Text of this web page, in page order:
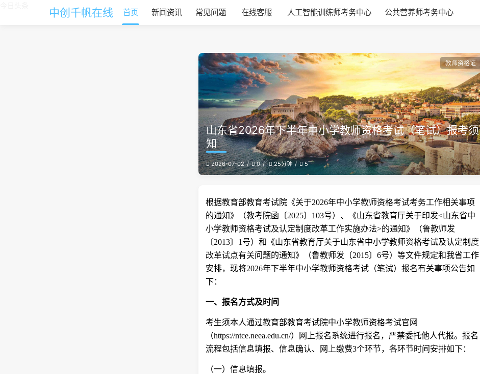
中创千帆在线 首页 新闻资讯 常见问题 在线客服 人工智能训练师考务中心 公共营养师考务中心
教师资格证
山东省2026年下半年中小学教师资格考试（笔试）报考须
知
2026-07-02 0 25分钟 5
根据教育部教育考试院《关于2026年中小学教师资格考试考务工作相关事项
的通知》（教考院函〔2025〕103号）、《山东省教育厅关于印发<山东省中
小学教师资格考试及认定制度改革工作实施办法>的通知》（鲁教师发
〔2013〕1号）和《山东省教育厅关于山东省中小学教师资格考试及认定制度
改革试点有关问题的通知》（鲁教师发〔2015〕6号）等文件规定和我省工作
安排，现将2026年下半年中小学教师资格考试（笔试）报名有关事项公告如
下：
一、报名方式及时间
考生须本人通过教育部教育考试院中小学教师资格考试官网
（https://ntce.neea.edu.cn/）网上报名系统进行报名，严禁委托他人代报。报名
流程包括信息填报、信息确认、网上缴费3个环节，各环节时间安排如下：
（一）信息填报。